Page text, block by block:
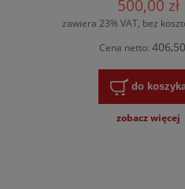
elektrody
500,00 zł
zawiera 23% VAT, bez
Cena netto:
do
zobacz więcej